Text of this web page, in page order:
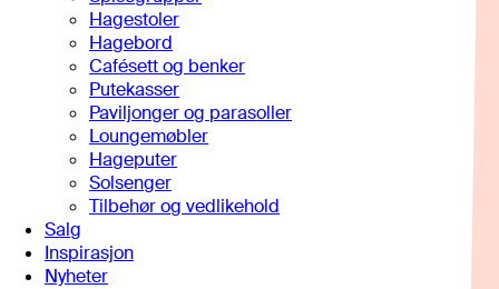
Hagestoler
Hagebord
Cafésett og benker
Putekasser
Paviljonger og parasoller
Loungemøbler
Hageputer
Solsenger
Tilbehør og vedlikehold
Salg
Inspirasjon
Nyheter